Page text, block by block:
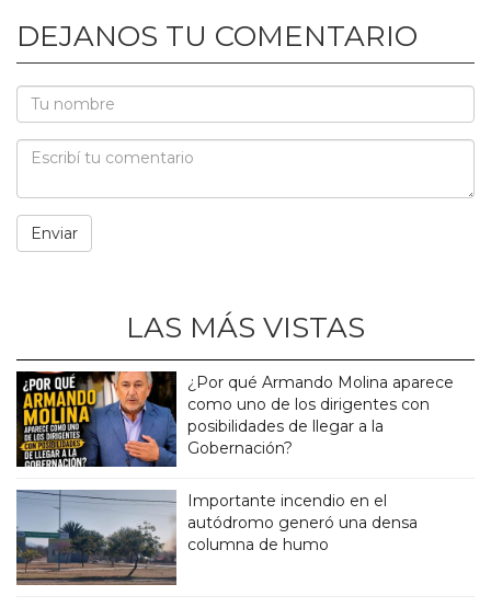
DEJANOS TU COMENTARIO
LAS MÁS VISTAS
¿Por qué Armando Molina aparece
como uno de los dirigentes con
posibilidades de llegar a la
Gobernación?
Importante incendio en el
autódromo generó una densa
columna de humo